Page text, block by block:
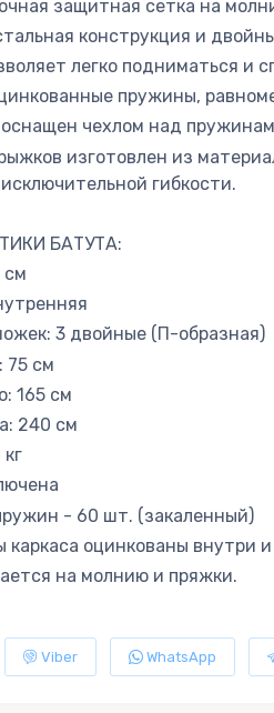
защитная сетка на
конструкция и
легко подниматься и
пружины,
чехлом над
изготовлен из
гибкости.
БАТУТА:
см
3 двойные (П-образная)
75 см
165 см
240 см
- 60 шт. (закаленный)
каркаса оцинкованы внутри
на молнию и пряжки.
Viber WhatsApp